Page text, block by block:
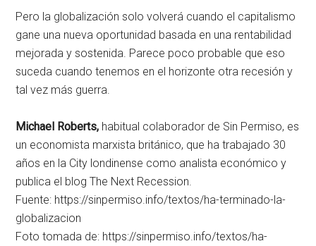
Pero la globalización solo volverá cuando el capitalismo
gane una nueva oportunidad basada en una rentabilidad
mejorada y sostenida. Parece poco probable que eso
suceda cuando tenemos en el horizonte otra recesión y
tal vez más guerra.
Michael Roberts, habitual colaborador de Sin Permiso, es
un economista marxista británico, que ha trabajado 30
años en la City londinense como analista económico y
publica el blog The Next Recession.
Fuente: https://sinpermiso.info/textos/ha-terminado-la-
globalizacion
Foto tomada de: https://sinpermiso.info/textos/ha-